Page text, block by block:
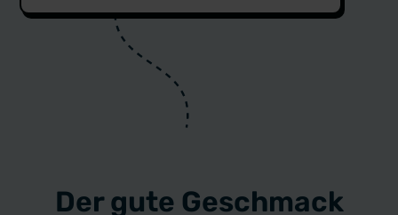
Der gute Geschmack